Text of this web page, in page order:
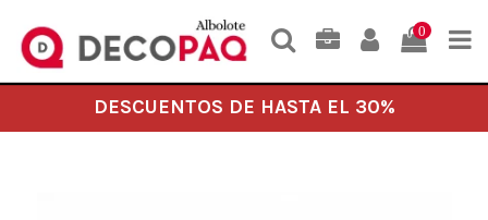
0
DESCUENTOS DE HASTA EL 30%